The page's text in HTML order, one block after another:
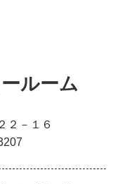
ルーム
２－１６